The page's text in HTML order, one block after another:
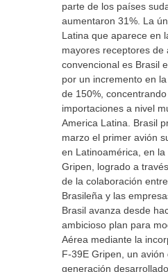
parte de los países
aumentaron 31%. La
Latina que aparece en
mayores receptores de
convencional es Brasil
por un incremento en
de 150%,
importaciones a nivel
America Latina. Brasil
marzo el primer avión
en Latinoamérica, en
Gripen, logrado a
de la colaboración
Brasileña y las
Brasil avanza desde
ambicioso plan para
Aérea mediante la
F-39E Gripen, un avión
generación